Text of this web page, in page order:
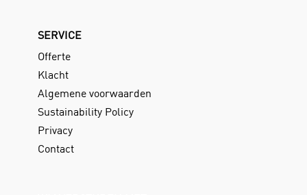
SERVICE
Offerte
Klacht
Algemene voorwaarden
Sustainability Policy
Privacy
Contact